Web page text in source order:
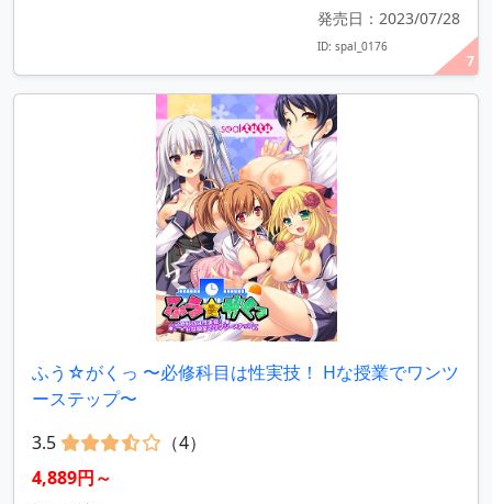
7
発売日：2023/07/28
ID: spal_0176
ふう☆がくっ 〜必修科目は性実技！ Hな授業でワンツ
ーステップ〜
3.5
（4）
4,889円～